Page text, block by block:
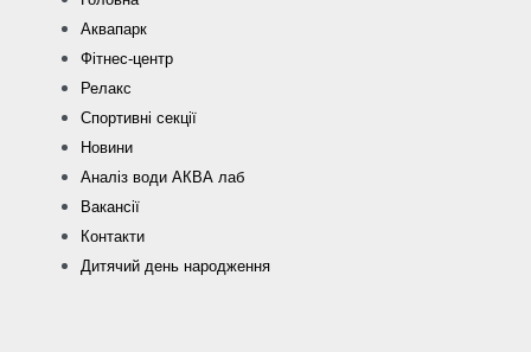
Аквапарк
Фітнес-центр
Релакс
Спортивні секції
Новини
Аналіз води АКВА лаб​
Вакансії
Контакти
Дитячий день народження